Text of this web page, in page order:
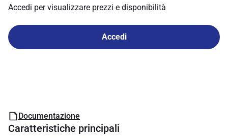
Accedi per visualizzare prezzi e disponibilità
Accedi
Documentazione
Caratteristiche principali